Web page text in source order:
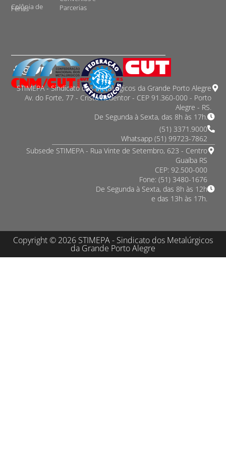
Colônia de
Férias
Parcerias
STIMEPA - Sindicato dos Metalurgicos da Grande Porto Alegre
Av. do Forte, 77 - Cristo Redentor - CEP 91.360-000 - Porto
Alegre - RS.
De Segunda à Sexta, das 8h às 17h.
(51) 3371.9000
Whatsapp (51) 99723-7862
Subsede STIMEPA - Rua Vinte de Setembro, 623 - Centro
Guaíba RS
CEP: 92.500-000
Fone: (51) 3480-1676
De Segunda à Sexta, das 8h às 12h
e das 13h às 17h.
Copyright © 2026 STIMEPA - Sindicato dos Metalúrgicos
da Grande Porto Alegre